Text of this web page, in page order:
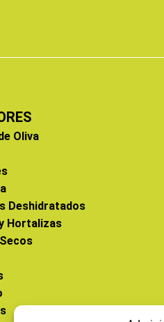
Oliva
Deshidratados
Hortalizas